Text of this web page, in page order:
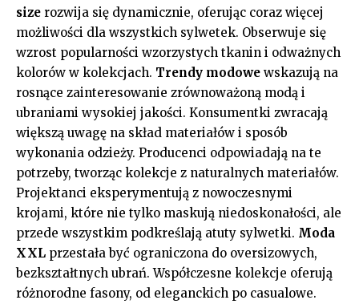
size rozwija się dynamicznie, oferując coraz więcej
możliwości dla wszystkich sylwetek. Obserwuje się
wzrost popularności wzorzystych tkanin i odważnych
kolorów w kolekcjach. Trendy modowe wskazują na
rosnące zainteresowanie zrównoważoną modą i
ubraniami wysokiej jakości. Konsumentki zwracają
większą uwagę na skład materiałów i sposób
wykonania odzieży. Producenci odpowiadają na te
potrzeby, tworząc kolekcje z naturalnych materiałów.
Projektanci eksperymentują z nowoczesnymi
krojami, które nie tylko maskują niedoskonałości, ale
przede wszystkim podkreślają atuty sylwetki. Moda
XXL przestała być ograniczona do oversizowych,
bezkształtnych ubrań. Współczesne kolekcje oferują
różnorodne fasony, od eleganckich po casualowe.